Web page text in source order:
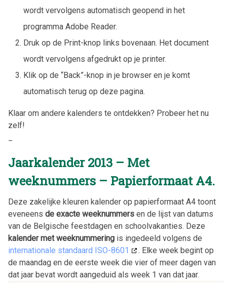
wordt vervolgens automatisch geopend in het
programma Adobe Reader.
Druk op de Print-knop links bovenaan. Het document
wordt vervolgens afgedrukt op je printer.
Klik op de “Back”-knop in je browser en je komt
automatisch terug op deze pagina.
Klaar om andere kalenders te ontdekken? Probeer het nu
zelf!
Jaarkalender 2013 – Met
weeknummers – Papierformaat A4.
Deze zakelijke kleuren kalender op papierformaat A4 toont
eveneens de exacte weeknummers en de lijst van datums
van de Belgische feestdagen en schoolvakanties. Deze
kalender met weeknummering is ingedeeld volgens de
internationale standaard ISO-8601
. Elke week begint op
de maandag en de eerste week die vier of meer dagen van
dat jaar bevat wordt aangeduid als week 1 van dat jaar.